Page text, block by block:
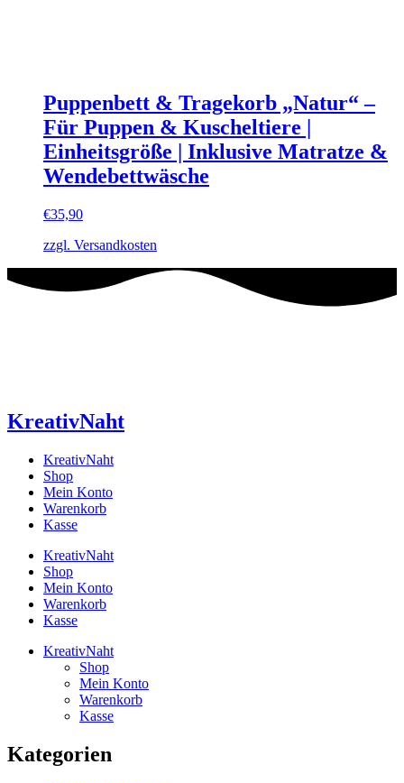
Puppenbett & Tragekorb „Natur“ –
Für Puppen & Kuscheltiere |
Einheitsgröße | Inklusive Matratze &
Wendebettwäsche
€35,90
zzgl. Versandkosten
KreativNaht
KreativNaht
Shop
Mein Konto
Warenkorb
Kasse
KreativNaht
Shop
Mein Konto
Warenkorb
Kasse
KreativNaht
Shop
Mein Konto
Warenkorb
Kasse
Kategorien